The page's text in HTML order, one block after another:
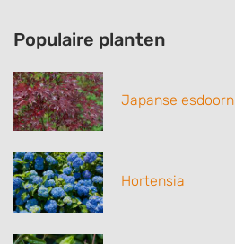
Populaire planten
Japanse esdoorn
Hortensia